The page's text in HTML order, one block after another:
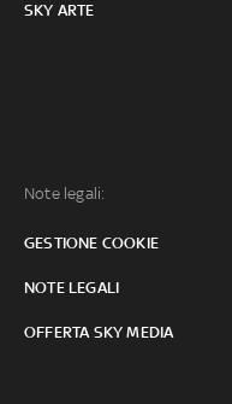
SKY ARTE
Note legali:
GESTIONE COOKIE
NOTE LEGALI
OFFERTA SKY MEDIA